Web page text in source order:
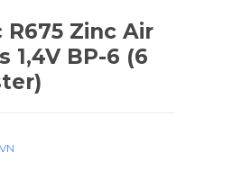
R675 Zinc Air
1,4V BP-6 (6